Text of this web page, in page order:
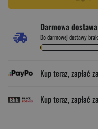
Darmowa
Do darmowej dostawy
Kup teraz, zapłać za
Kup teraz, zapłać za